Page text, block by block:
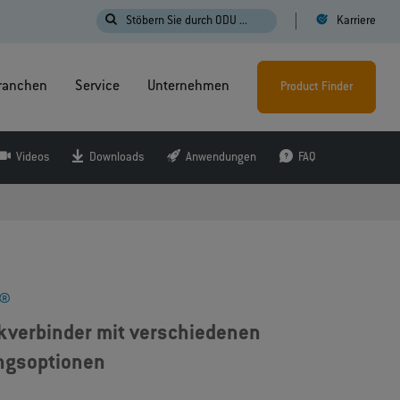
Stöbern Sie durch ODU ... Karriere
Service Unternehmen Product Finder
Videos Downloads Anwendungen FAQ
mit verschiedenen